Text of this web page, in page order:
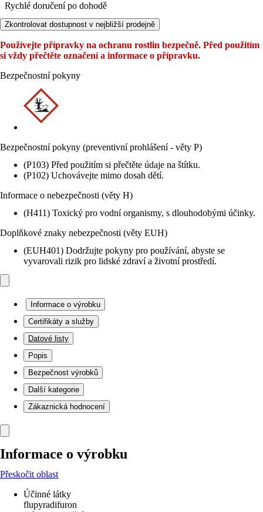
Rychlé doručení po dohodě
Zkontrolovat dostupnost v nejbližší prodejně
Používejte přípravky na ochranu rostlin bezpečně. Před použitím
si vždy přečtěte označení a informace o přípravku.
Bezpečnostní pokyny
Bezpečnostní pokyny (preventivní prohlášení - věty P)
(P103) Před použitím si přečtěte údaje na štítku.
(P102) Uchovávejte mimo dosah dětí.
Informace o nebezpečnosti (věty H)
(H411) Toxický pro vodní organismy, s dlouhodobými účinky.
Doplňkové znaky nebezpečnosti (věty EUH)
(EUH401) Dodržujte pokyny pro používání, abyste se
vyvarovali rizik pro lidské zdraví a životní prostředí.
Informace o výrobku
Certifikáty a služby
Datové listy
Popis
Bezpečnost výrobků
Další kategorie
Zákaznická hodnocení
Informace o výrobku
Přeskočit oblast
Účinné látky
flupyradifuron